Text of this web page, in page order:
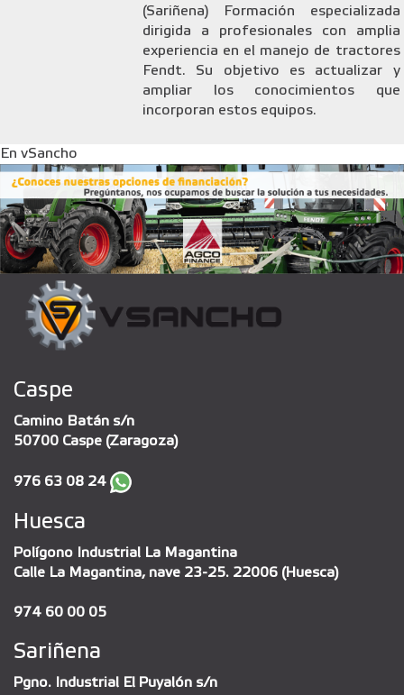
(Sariñena) Formación especializada
dirigida a profesionales con amplia
experiencia en el manejo de tractores
Fendt. Su objetivo es actualizar y
ampliar los conocimientos que
incorporan estos equipos.
En vSancho
Caspe
Camino Batán s/n
50700 Caspe (Zaragoza)
976 63 08 24
Huesca
Polígono Industrial La Magantina
Calle La Magantina, nave 23-25. 22006 (Huesca)
974 60 00 05
Sariñena
Pgno. Industrial El Puyalón s/n